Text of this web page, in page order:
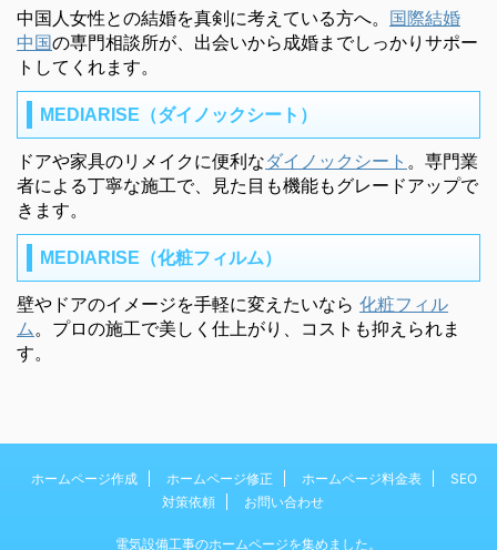
中国人女性との結婚を真剣に考えている方へ。 国際結婚
中国の専門相談所が、出会いから成婚までしっかりサポー
トしてくれます。
MEDIARISE（ダイノックシート）
ドアや家具のリメイクに便利なダイノックシート 。専門業
者による丁寧な施工で、見た目も機能もグレードアップで
きます。
MEDIARISE（化粧フィルム）
壁やドアのイメージを手軽に変えたいなら 化粧フィル
ム 。プロの施工で美しく仕上がり、コストも抑えられま
す。
ホームページ作成 ホームページ修正 ホームページ料金表
SEO
対策依頼
お問い合わせ
電気設備工事のホームページを集めました。